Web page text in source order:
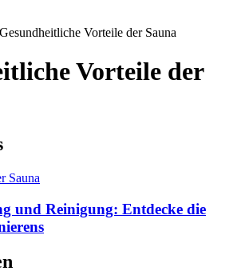
Vorteile der Sauna
Vorteile der
und Reinigung: Entdecke die